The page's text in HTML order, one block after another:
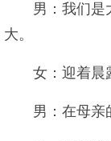
男：我们是
大。
女：迎着晨
男：在母亲